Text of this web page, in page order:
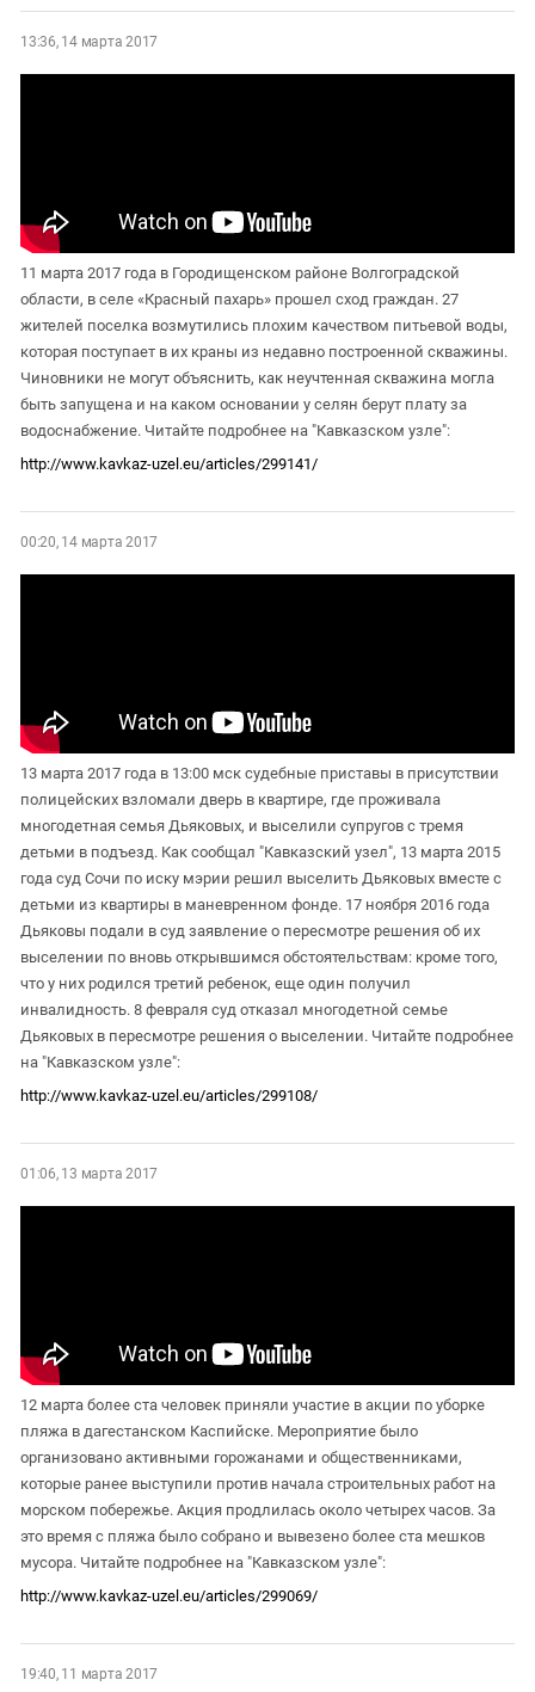
13:36, 14 марта 2017
11 марта 2017 года в Городищенском районе Волгоградской
области, в селе «Красный пахарь» прошел сход граждан. 27
жителей поселка возмутились плохим качеством питьевой воды,
которая поступает в их краны из недавно построенной скважины.
Чиновники не могут объяснить, как неучтенная скважина могла
быть запущена и на каком основании у селян берут плату за
водоснабжение. Читайте подробнее на "Кавказском узле":
http://www.kavkaz-uzel.eu/articles/299141/
00:20, 14 марта 2017
13 марта 2017 года в 13:00 мск судебные приставы в присутствии
полицейских взломали дверь в квартире, где проживала
многодетная семья Дьяковых, и выселили супругов с тремя
детьми в подъезд. Как сообщал "Кавказский узел", 13 марта 2015
года суд Сочи по иску мэрии решил выселить Дьяковых вместе с
детьми из квартиры в маневренном фонде. 17 ноября 2016 года
Дьяковы подали в суд заявление о пересмотре решения об их
выселении по вновь открывшимся обстоятельствам: кроме того,
что у них родился третий ребенок, еще один получил
инвалидность. 8 февраля суд отказал многодетной семье
Дьяковых в пересмотре решения о выселении. Читайте подробнее
на "Кавказском узле":
http://www.kavkaz-uzel.eu/articles/299108/
01:06, 13 марта 2017
12 марта более ста человек приняли участие в акции по уборке
пляжа в дагестанском Каспийске. Мероприятие было
организовано активными горожанами и общественниками,
которые ранее выступили против начала строительных работ на
морском побережье. Акция продлилась около четырех часов. За
это время с пляжа было собрано и вывезено более ста мешков
мусора. Читайте подробнее на "Кавказском узле":
http://www.kavkaz-uzel.eu/articles/299069/
19:40, 11 марта 2017